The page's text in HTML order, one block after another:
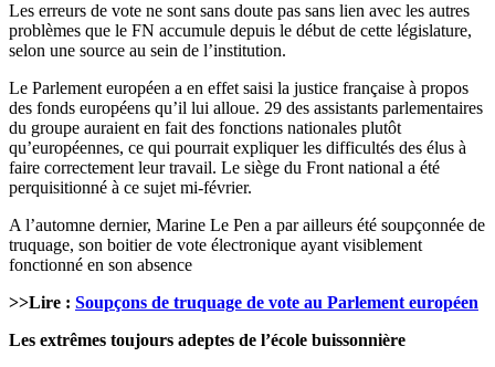
Les erreurs de vote ne sont sans doute pas sans lien avec les autres
problèmes que le FN accumule depuis le début de cette législature,
selon une source au sein de l’institution.
Le Parlement européen a en effet saisi la justice française à propos
des fonds européens qu’il lui alloue. 29 des assistants parlementaires
du groupe auraient en fait des fonctions nationales plutôt
qu’européennes, ce qui pourrait expliquer les difficultés des élus à
faire correctement leur travail. Le siège du Front national a été
perquisitionné à ce sujet mi-février.
A l’automne dernier, Marine Le Pen a par ailleurs été soupçonnée de
truquage, son boitier de vote électronique ayant visiblement
fonctionné en son absence
>>Lire : Soupçons de truquage de vote au Parlement européen
Les extrêmes toujours adeptes de l’école buissonnière